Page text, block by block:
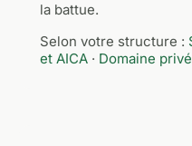
la battue.
Selon votre structure :
et AICA · Domaine privé